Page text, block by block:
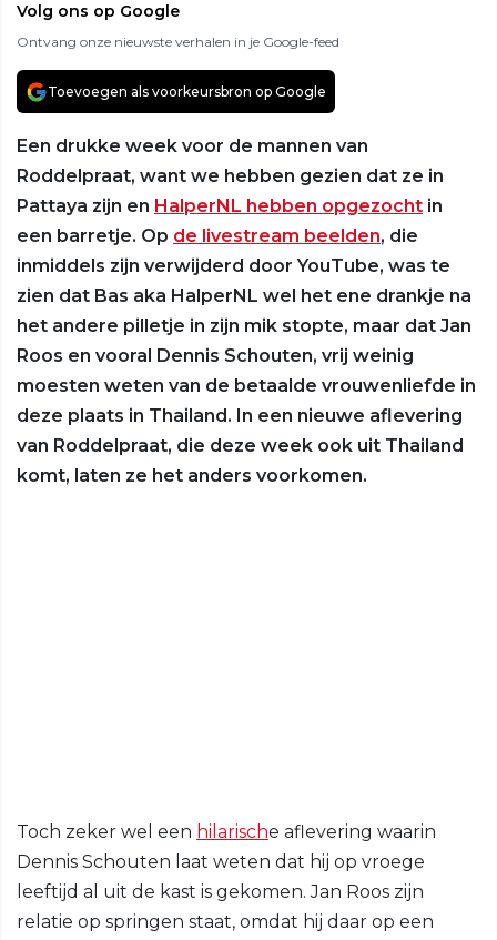
Volg ons op Google
Ontvang onze nieuwste verhalen in je Google-feed
Toevoegen als voorkeursbron op Google
Een drukke week voor de mannen van
Roddelpraat, want we hebben gezien dat ze in
Pattaya zijn en HalperNL hebben opgezocht in
een barretje. Op de livestream beelden, die
inmiddels zijn verwijderd door YouTube, was te
zien dat Bas aka HalperNL wel het ene drankje na
het andere pilletje in zijn mik stopte, maar dat Jan
Roos en vooral Dennis Schouten, vrij weinig
moesten weten van de betaalde vrouwenliefde in
deze plaats in Thailand. In een nieuwe aflevering
van Roddelpraat, die deze week ook uit Thailand
komt, laten ze het anders voorkomen.
Toch zeker wel een hilarische aflevering waarin
Dennis Schouten laat weten dat hij op vroege
leeftijd al uit de kast is gekomen. Jan Roos zijn
relatie op springen staat, omdat hij daar op een